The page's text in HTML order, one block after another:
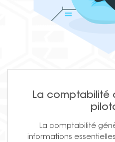
La comptabilité
La comptabilité
informations